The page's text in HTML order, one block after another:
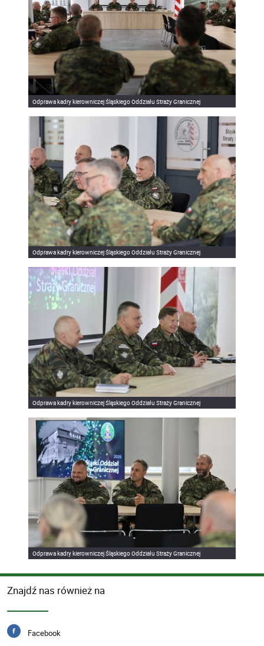
Odprawa kadry kierowniczej Śląskiego Oddziału Straży Granicznej
Odprawa kadry kierowniczej Śląskiego Oddziału Straży Granicznej
Odprawa kadry kierowniczej Śląskiego Oddziału Straży Granicznej
Odprawa kadry kierowniczej Śląskiego Oddziału Straży Granicznej
Znajdź nas również na
Facebook